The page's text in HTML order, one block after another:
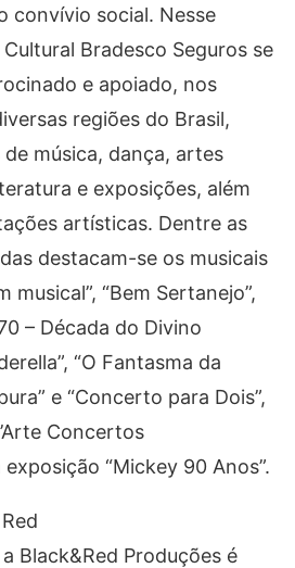
convívio social. Nesse
Bradesco Seguros se
e apoiado, nos
regiões do Brasil,
música, dança, artes
e exposições, além
artísticas. Dentre as
destacam-se os musicais
musical”, “Bem Sertanejo”,
– Década do Divino
“O Fantasma da
e “Concerto para Dois”,
Concertos
“Mickey 90 Anos”.
Black&Red Produções é